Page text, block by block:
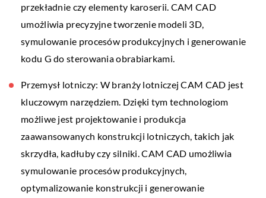
przekładnie czy elementy karoserii. CAM CAD
umożliwia precyzyjne tworzenie modeli 3D,
symulowanie procesów produkcyjnych i generowanie
kodu G do sterowania obrabiarkami.
Przemysł lotniczy: W branży lotniczej CAM CAD jest
kluczowym narzędziem. Dzięki tym technologiom
możliwe jest projektowanie i produkcja
zaawansowanych konstrukcji lotniczych, takich jak
skrzydła, kadłuby czy silniki. CAM CAD umożliwia
symulowanie procesów produkcyjnych,
optymalizowanie konstrukcji i generowanie